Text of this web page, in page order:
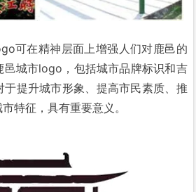
可在精神层面上增强人们对鹿邑的
邑城市logo，包括城市品牌标识和吉
提升城市形象、提高市民素质、推
特征，具有重要意义。